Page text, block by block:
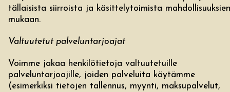
tällaisista siirroista ja käsittelytoimista mahdollisuuksien
mukaan.
Valtuutetut palveluntarjoajat
Voimme jakaa henkilötietoja valtuutetuille
palveluntarjoajille, joiden palveluita käytämme
(esimerkiksi tietojen tallennus, myynti, maksupalvelut,